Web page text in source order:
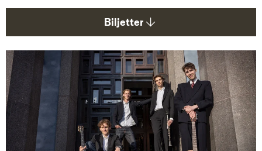
d
Biljetter